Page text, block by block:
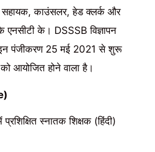
सहायक, काउंसलर, हेड क्लर्क और
एनसीटी के। DSSSB विज्ञापन
पंजीकरण 25 मई 2021 से शुरू
आयोजित होने वाला है।
प्रशिक्षित स्नातक शिक्षक (हिंदी)